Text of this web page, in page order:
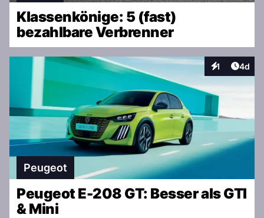
Klassenkönige: 5 (fast)
bezahlbare Verbrenner
1
Interaktionen
4d
Peugeot
Peugeot E-208 GT: Besser als GTI
& Mini